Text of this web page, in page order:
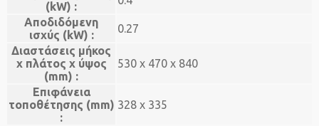
(kW) :
Aποδιδόμενη
ισχύς (kW) :
0.27
Διαστάσεις μήκος
x πλάτος x ύψος
(mm) :
530 x 470 x 840
Επιφάνεια
τοποθέτησης (mm)
:
328 x 335